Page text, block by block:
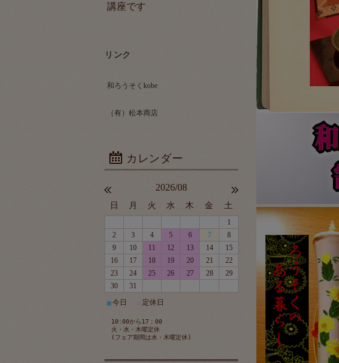
講座です
リンク
和ろうそくkobe
（有）松本商店
2026/08
日 月 火 水 木 金 土
1
2
3 4 5 6 7
8
9
10 11 12 13 14
15
16
17 18 19 20 21
22
23
24 25 26 27 28
29
30
31
■今日 定休日
10:00から17：00
火・水・木曜定休
(フェア期間は水・木曜定休)